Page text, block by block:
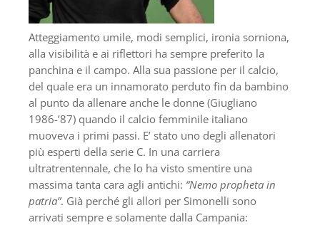
Atteggiamento umile, modi semplici, ironia sorniona,
alla visibilità e ai riflettori ha sempre preferito la
panchina e il campo. Alla sua passione per il calcio,
del quale era un innamorato perduto fin da bambino
al punto da allenare anche le donne (Giugliano
1986-’87) quando il calcio femminile italiano
muoveva i primi passi. E’ stato uno degli allenatori
più esperti della serie C. In una carriera
ultratrentennale, che lo ha visto smentire una
massima tanta cara agli antichi: “Nemo propheta in
patria”. Già perché gli allori per Simonelli sono
arrivati sempre e solamente dalla Campania: